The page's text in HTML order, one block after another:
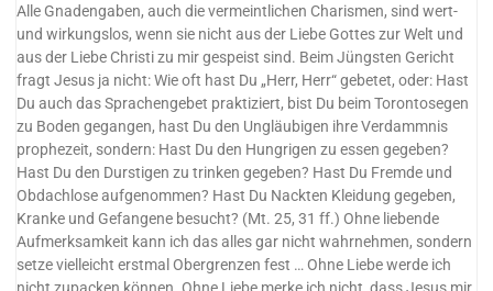
Alle Gnadengaben, auch die vermeintlichen Charismen, sind wert-
und wirkungslos, wenn sie nicht aus der Liebe Gottes zur Welt und
aus der Liebe Christi zu mir gespeist sind. Beim Jüngsten Gericht
fragt Jesus ja nicht: Wie oft hast Du „Herr, Herr“ gebetet, oder: Hast
Du auch das Sprachengebet praktiziert, bist Du beim Torontosegen
zu Boden gegangen, hast Du den Ungläubigen ihre Verdammnis
prophezeit, sondern: Hast Du den Hungrigen zu essen gegeben?
Hast Du den Durstigen zu trinken gegeben? Hast Du Fremde und
Obdachlose aufgenommen? Hast Du Nackten Kleidung gegeben,
Kranke und Gefangene besucht? (Mt. 25, 31 ff.) Ohne liebende
Aufmerksamkeit kann ich das alles gar nicht wahrnehmen, sondern
setze vielleicht erstmal Obergrenzen fest … Ohne Liebe werde ich